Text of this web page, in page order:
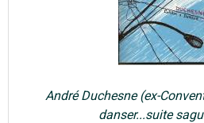
André Duchesne (ex-
danser...suite